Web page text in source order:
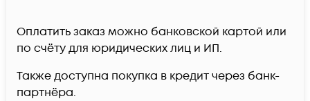
Оплатить заказ можно банковской картой или
по счёту для юридических лиц и ИП.
Также доступна покупка в кредит через банк-
партнёра.